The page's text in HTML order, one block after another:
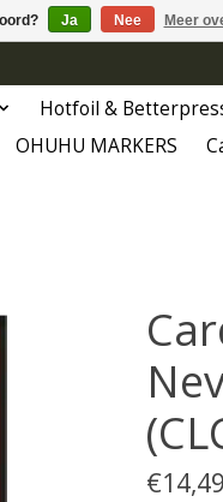
Hotfoil &
OHUHU MARKERS
€14,49
Ja Nee Meer